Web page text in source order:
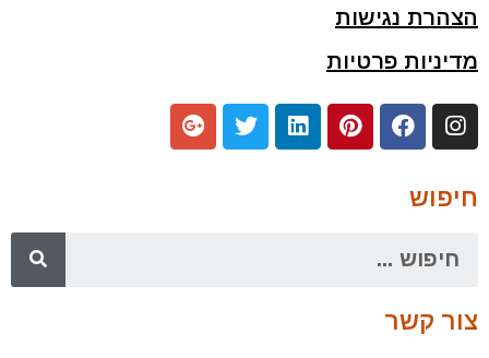
הצהרת נגישות
מדיניות פרטיות
חיפוש
צור קשר